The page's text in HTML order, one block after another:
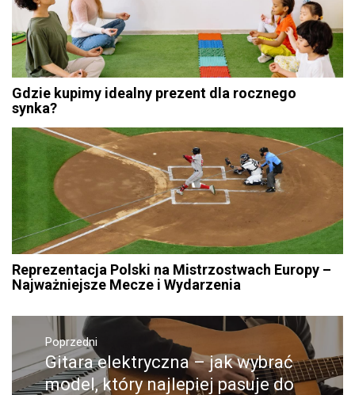
Gdzie kupimy idealny prezent dla rocznego
synka?
Reprezentacja Polski na Mistrzostwach Europy –
Najważniejsze Mecze i Wydarzenia
Nawigacja
wpisu
Poprzedni
Poprzedni
wpis:
Gitara elektryczna – jak wybrać
model, który najlepiej pasuje do